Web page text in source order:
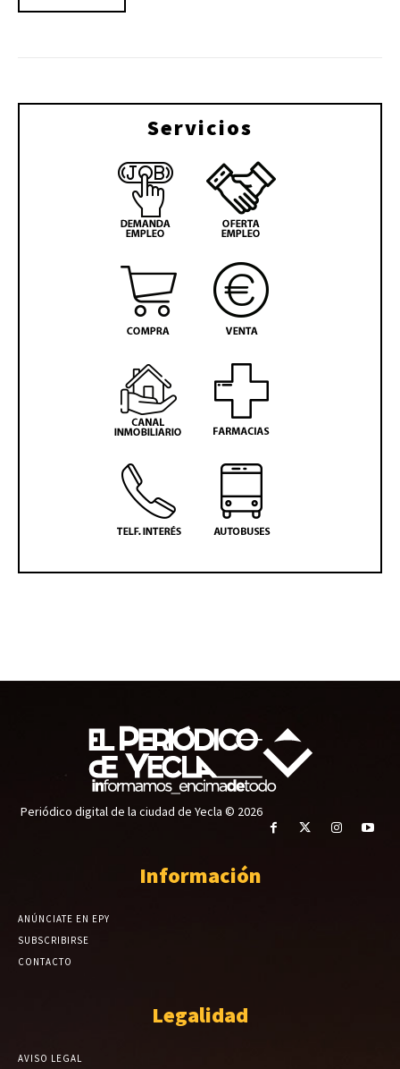
Servicios
Periódico digital de la ciudad de Yecla © 2026
Información
ANÚNCIATE EN EPY
SUBSCRIBIRSE
CONTACTO
Legalidad
AVISO LEGAL